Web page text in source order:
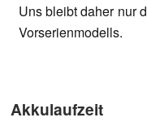
Uns bleibt daher nur
Vorserienmodells.
Akkulaufzeit